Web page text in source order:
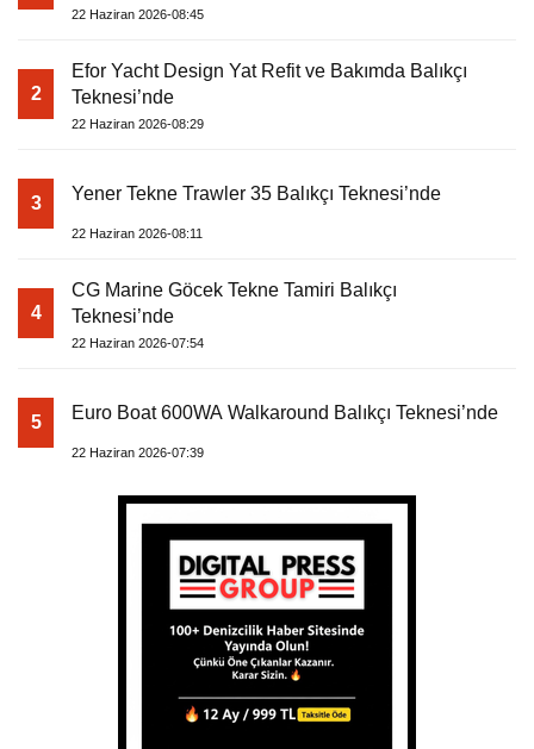
22 Haziran 2026-08:45
2
Efor Yacht Design Yat Refit ve Bakımda Balıkçı
Teknesi’nde
22 Haziran 2026-08:29
3 Yener Tekne Trawler 35 Balıkçı Teknesi’nde
22 Haziran 2026-08:11
4
CG Marine Göcek Tekne Tamiri Balıkçı
Teknesi’nde
22 Haziran 2026-07:54
5 Euro Boat 600WA Walkaround Balıkçı Teknesi’nde
22 Haziran 2026-07:39